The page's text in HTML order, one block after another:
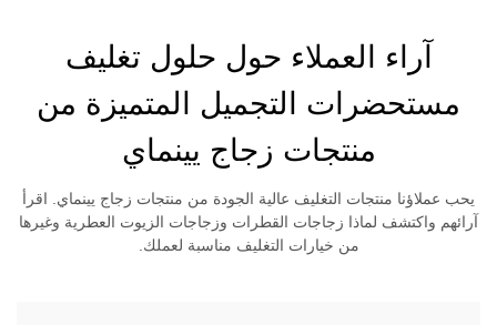
آراء العملاء حول حلول تغليف
مستحضرات التجميل المتميزة من
منتجات زجاج يينماي
يحب عملاؤنا منتجات التغليف عالية الجودة من منتجات زجاج يينماي. اقرأ
آرائهم واكتشف لماذا زجاجات القطرات وزجاجات الزيوت العطرية وغيرها
من خيارات التغليف مناسبة لعملك.